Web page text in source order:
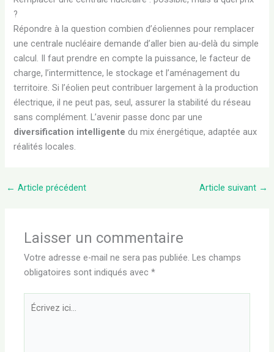
?
Répondre à la question combien d’éoliennes pour remplacer
une centrale nucléaire demande d’aller bien au-delà du simple
calcul. Il faut prendre en compte la puissance, le facteur de
charge, l’intermittence, le stockage et l’aménagement du
territoire. Si l’éolien peut contribuer largement à la production
électrique, il ne peut pas, seul, assurer la stabilité du réseau
sans complément. L’avenir passe donc par une
diversification intelligente du mix énergétique, adaptée aux
réalités locales.
← Article précédent Article suivant →
Laisser un commentaire
Votre adresse e-mail ne sera pas publiée. Les champs
obligatoires sont indiqués avec*
Écrivez